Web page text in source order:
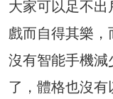
大家可以足不
戲而自得其樂
沒有智能手機
了，體格也沒